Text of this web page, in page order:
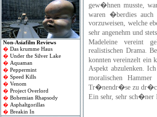
Non-Asiafilm Reviews
� Das krumme Haus
� Under the Silver Lake
� Aquaman
� Peppermint
� Speed Kills
� Venom
� Project Overlord
� Bohemian Rhapsody
� Asphaltgorillas
� Breakin In
gew�hnen musste,
waren �berdies auch
vorzuweisen, welche
sehr angenehm und
Madeleine vereint
realistischen Drama.
konnten vereinzelt ein
Aspekt abzulenken.
moralischen
Tr�nendr�se zu
Ein sehr, sehr sch�ner